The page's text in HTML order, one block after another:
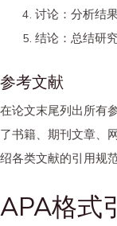
讨论：分析结
结论：总结研
参考文献
在论文末尾列出所有
了书籍、期刊文章、
绍各类文献的引用规范
APA格式